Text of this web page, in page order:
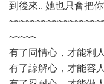
到後來.. 她也只會把
~~~~~
有了同情心，才能利人
有了諒解心，才能容人